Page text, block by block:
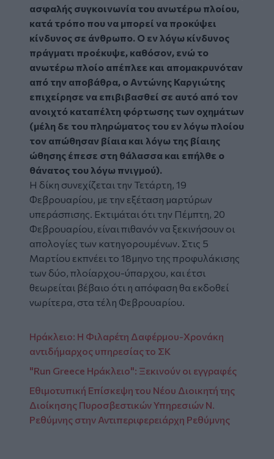
ασφαλής συγκοινωνία του ανωτέρω πλοίου,
κατά τρόπο που να μπορεί να προκύψει
κίνδυνος σε άνθρωπο. Ο εν λόγω κίνδυνος
πράγματι προέκυψε, καθόσον, ενώ το
ανωτέρω πλοίο απέπλεε και απομακρυνόταν
από την αποβάθρα, ο Αντώνης Καργιώτης
επιχείρησε να επιβιβασθεί σε αυτό από τον
ανοιχτό καταπέλτη φόρτωσης των οχημάτων
(μέλη δε του πληρώματος του εν λόγω πλοίου
τον απώθησαν βίαια και λόγω της βίαιης
ώθησης έπεσε στη θάλασσα και επήλθε ο
θάνατος του λόγω πνιγμού).
Η δίκη συνεχίζεται την Τετάρτη, 19
Φεβρουαρίου, με την εξέταση μαρτύρων
υπεράσπισης. Εκτιμάται ότι την Πέμπτη, 20
Φεβρουαρίου, είναι πιθανόν να ξεκινήσουν οι
απολογίες των κατηγορουμένων. Στις 5
Μαρτίου εκπνέει το 18μηνο της προφυλάκισης
των δύο, πλοίαρχου-ύπαρχου, και έτσι
θεωρείται βέβαιο ότι η απόφαση θα εκδοθεί
νωρίτερα, στα τέλη Φεβρουαρίου.
Ηράκλειο: Η Φιλαρέτη Δαφέρμου-Χρονάκη
αντιδήμαρχος υπηρεσίας το ΣΚ
"Run Greece Ηράκλειο": Ξεκινούν οι εγγραφές
Εθιμοτυπική Επίσκεψη του Νέου Διοικητή της
Διοίκησης Πυροσβεστικών Υπηρεσιών Ν.
Ρεθύμνης στην Αντιπεριφερειάρχη Ρεθύμνης